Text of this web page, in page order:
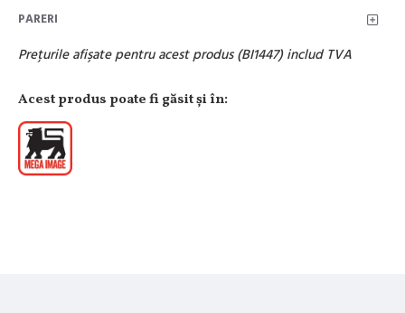
PARERI
Preţurile afişate pentru acest produs (BI1447) includ TVA
Acest produs poate fi găsit şi în: